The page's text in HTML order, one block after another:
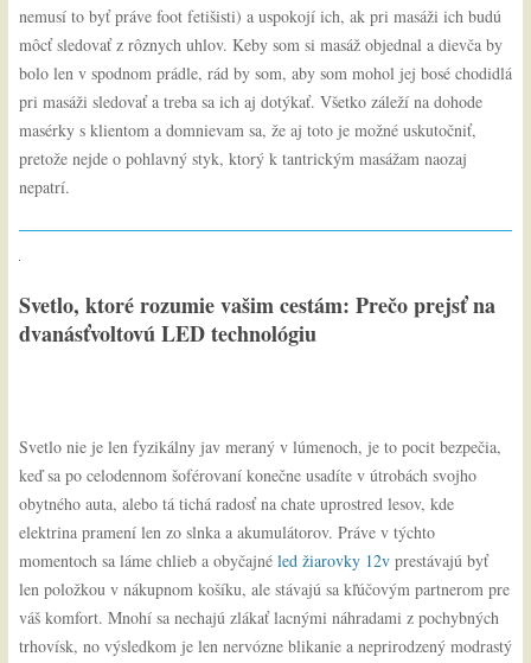
nemusí to byť práve foot fetišisti) a uspokojí ich, ak pri masáži ich budú
môcť sledovať z rôznych uhlov. Keby som si masáž objednal a dievča by
bolo len v spodnom prádle, rád by som, aby som mohol jej bosé chodidlá
pri masáži sledovať a treba sa ich aj dotýkať. Všetko záleží na dohode
masérky s klientom a domnievam sa, že aj toto je možné uskutočniť,
pretože nejde o pohlavný styk, ktorý k tantrickým masážam naozaj
nepatrí.
Svetlo, ktoré rozumie vašim cestám: Prečo prejsť na
dvanásťvoltovú LED technológiu
Svetlo nie je len fyzikálny jav meraný v lúmenoch, je to pocit bezpečia,
keď sa po celodennom šoférovaní konečne usadíte v útrobách svojho
obytného auta, alebo tá tichá radosť na chate uprostred lesov, kde
elektrina pramení len zo slnka a akumulátorov. Práve v týchto
momentoch sa láme chlieb a obyčajnéled žiarovky 12vprestávajú byť
len položkou v nákupnom košíku, ale stávajú sa kľúčovým partnerom pre
váš komfort. Mnohí sa nechajú zlákať lacnými náhradami z pochybných
trhovísk, no výsledkom je len nervózne blikanie a neprirodzený modrastý